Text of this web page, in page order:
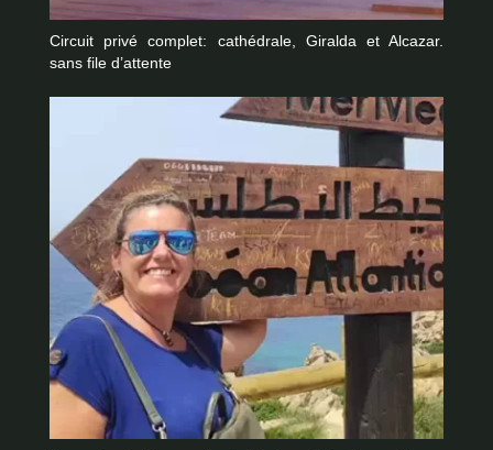
Circuit privé complet: cathédrale, Giralda et Alcazar.
sans file d’attente